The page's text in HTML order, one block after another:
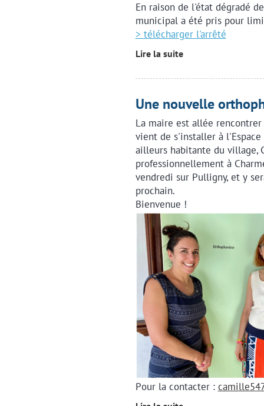
En raison de l'état dégradé
municipal a été pris pour
> télécharger l'arrêté
Lire la suite
Une nouvelle
La maire est allée
vient de s'installer à
ailleurs habitante du village,
professionnellement à
vendredi sur Pulligny, et y
prochain.
Bienvenue !
Pour la contacter :